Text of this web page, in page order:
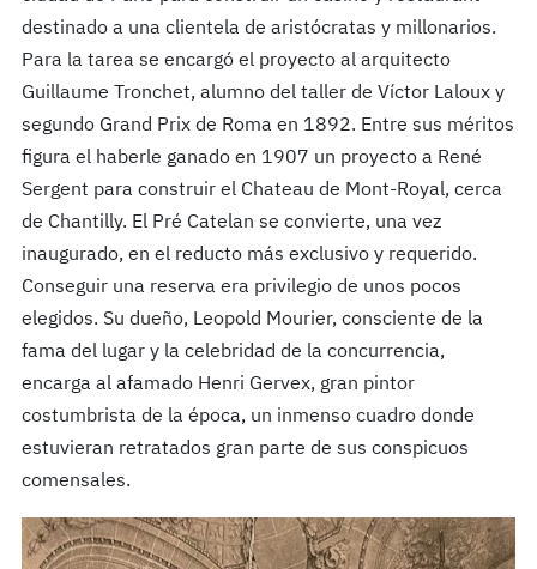
destinado a una clientela de aristócratas y millonarios.
Para la tarea se encargó el proyecto al arquitecto
Guillaume Tronchet, alumno del taller de Víctor Laloux y
segundo Grand Prix de Roma en 1892. Entre sus méritos
figura el haberle ganado en 1907 un proyecto a René
Sergent para construir el Chateau de Mont-Royal, cerca
de Chantilly. El Pré Catelan se convierte, una vez
inaugurado, en el reducto más exclusivo y requerido.
Conseguir una reserva era privilegio de unos pocos
elegidos. Su dueño, Leopold Mourier, consciente de la
fama del lugar y la celebridad de la concurrencia,
encarga al afamado Henri Gervex, gran pintor
costumbrista de la época, un inmenso cuadro donde
estuvieran retratados gran parte de sus conspicuos
comensales.